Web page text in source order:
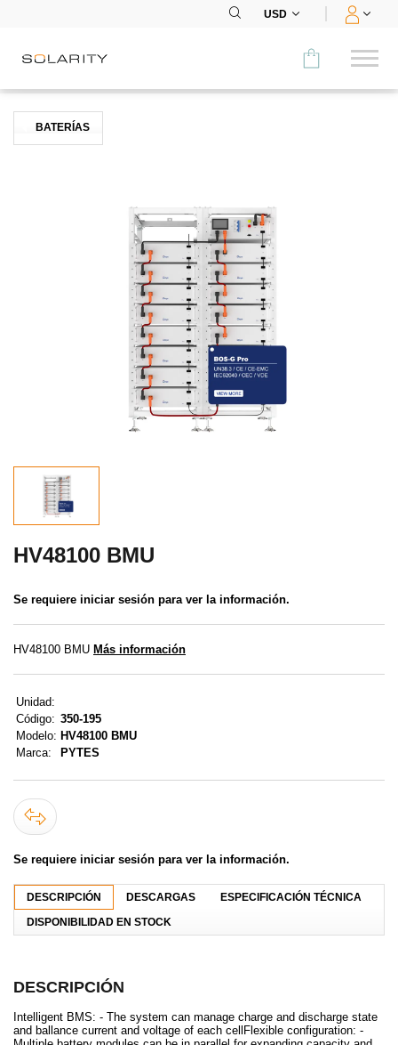
USD
Comparar
Registro
Iniciar sesión
BATERÍAS
HV48100 BMU
Se requiere iniciar sesión para ver la información.
HV48100 BMU Más información
Unidad:
Código: 350-195
Modelo: HV48100 BMU
Marca:
PYTES
Se requiere iniciar sesión para ver la información.
DESCRIPCIÓN DESCARGAS
ESPECIFICACIÓN TÉCNICA
DISPONIBILIDAD EN STOCK
DESCRIPCIÓN
Intelligent BMS: - The system can manage charge and discharge state
and ballance current and voltage of each cellFlexible configuration: -